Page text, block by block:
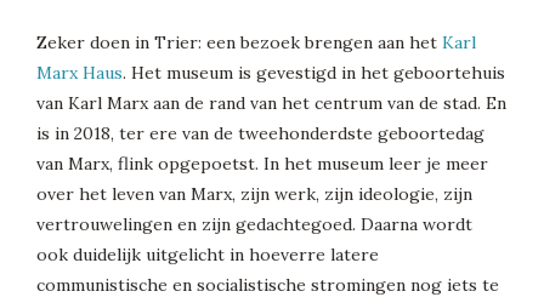
Zeker doen in Trier: een bezoek brengen aan het Karl
Marx Haus. Het museum is gevestigd in het geboortehuis
van Karl Marx aan de rand van het centrum van de stad. En
is in 2018, ter ere van de tweehonderdste geboortedag
van Marx, flink opgepoetst. In het museum leer je meer
over het leven van Marx, zijn werk, zijn ideologie, zijn
vertrouwelingen en zijn gedachtegoed. Daarna wordt
ook duidelijk uitgelicht in hoeverre latere
communistische en socialistische stromingen nog iets te